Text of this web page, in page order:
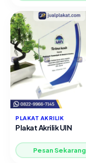
PLAKAT AKRILIK
Plakat Akrilik UIN
Pesan Sekarang